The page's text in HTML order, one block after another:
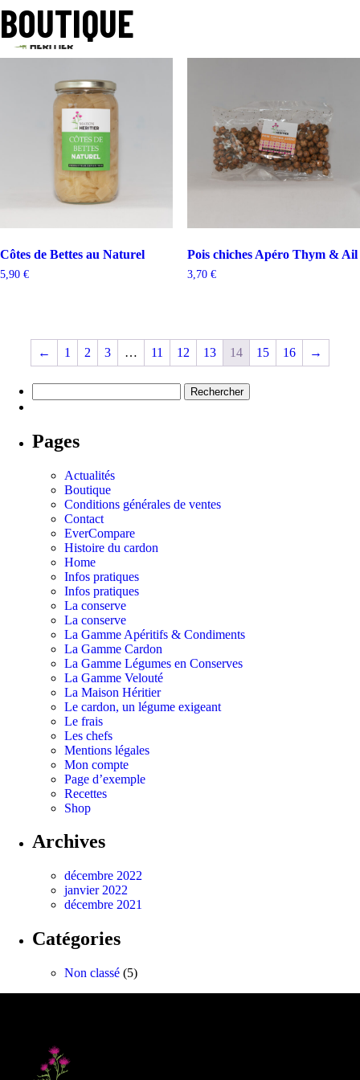
BOUTIQUE
Affichage de 27–28 sur 31 résultats
Côtes de Bettes au Naturel
5,90 €
Pois chiches Apéro Thym & Ail
3,70 €
← 1 2 3 … 11 12 13 14 15 16 →
Pages
Actualités
Boutique
Conditions générales de ventes
Contact
EverCompare
Histoire du cardon
Home
Infos pratiques
Infos pratiques
La conserve
La conserve
La Gamme Apéritifs & Condiments
La Gamme Cardon
La Gamme Légumes en Conserves
La Gamme Velouté
La Maison Héritier
Le cardon, un légume exigeant
Le frais
Les chefs
Mentions légales
Mon compte
Page d’exemple
Recettes
Shop
Archives
décembre 2022
janvier 2022
décembre 2021
Catégories
Non classé (5)